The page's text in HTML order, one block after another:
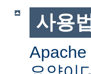
사용
Apache